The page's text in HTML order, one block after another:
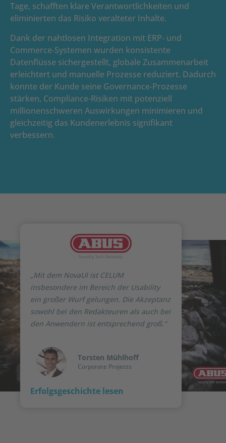
Tage, schafften klare Verantwortlichkeiten und
eliminierten das Risiko veralteter Inhalte.
Dank der nahtlosen Integration mit ERP‑ und
Commerce‑Systemen wurden konsistente
Datenflüsse sichergestellt, globale Zusammenarbeit
erleichtert und manuelle Prozesse reduziert. Dadurch
konnte der Kunde seine Governance‑Prozesse
stärken, Compliance‑Risiken mit potenziell
millionenschweren Auswirkungen minimieren und
gleichzeitig das Kundenerlebnis signifikant
verbessern.
„Mit dem NovaUI ist CELUM
insbesondere im Bereich der Usability
ein großer Wurf gelungen. Die Akzeptanz
sowohl bei den Redakteuren als auch bei
den Anwendern ist entsprechend groß.“
Torsten Mühlhoff
Corporate Projects
Erfolgsgeschichte lesen